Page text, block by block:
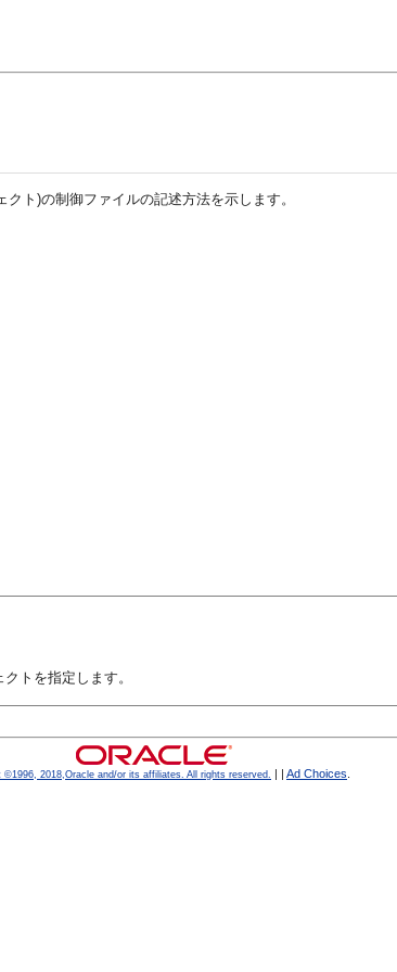
ト)の制御ファイルの記述方法を示します。
トを指定します。
©1996, 2018,Oracle and/or its affiliates. All rights reserved. Ad Choices